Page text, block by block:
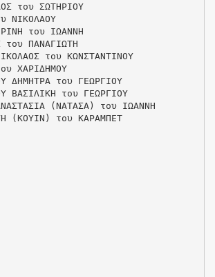
του ΣΩΤΗΡΙΟΥ
ΝΙΚΟΛΑΟΥ
του ΙΩΑΝΝΗ
του ΠΑΝΑΓΙΩΤΗ
του ΚΩΝΣΤΑΝΤΙΝΟΥ
ΧΑΡΙΔΗΜΟΥ
ΔΗΜΗΤΡΑ του ΓΕΩΡΓΙΟΥ
ΒΑΣΙΛΙΚΗ του ΓΕΩΡΓΙΟΥ
(ΝΑΤΑΣΑ) του ΙΩΑΝΝΗ
(ΚΟΥΙΝ) του ΚΑΡΑΜΠΕΤ